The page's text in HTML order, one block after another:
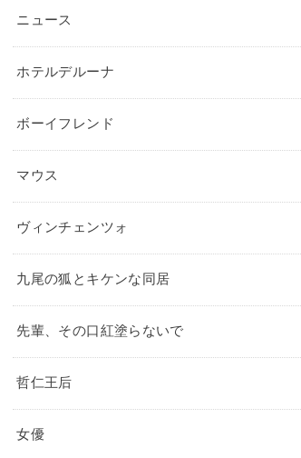
ニュース
ホテルデルーナ
ボーイフレンド
マウス
ヴィンチェンツォ
九尾の狐とキケンな同居
先輩、その口紅塗らないで
哲仁王后
女優